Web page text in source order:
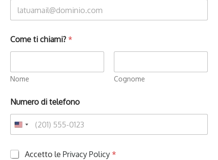
Come ti chiami? *
Nome Cognome
Numero di telefono
P
Accetto le Privacy Policy *